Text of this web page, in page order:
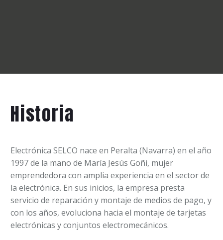
Historia
Electrónica SELCO nace en Peralta (Navarra) en el año
1997 de la mano de María Jesús Goñi, mujer
emprendedora con amplia experiencia en el sector de
la electrónica. En sus inicios, la empresa presta
servicio de reparación y montaje de medios de pago, y
con los años, evoluciona hacia el montaje de tarjetas
electrónicas y conjuntos electromecánicos.